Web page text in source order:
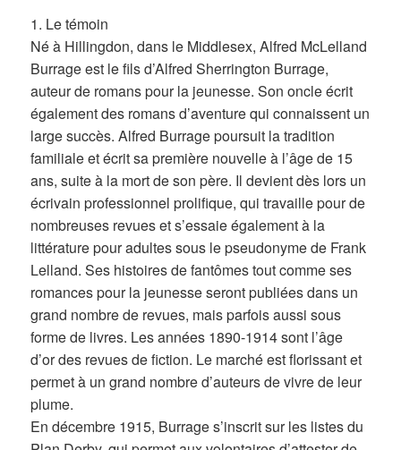
1. Le témoin
Né à Hillingdon, dans le Middlesex, Alfred McLelland
Burrage est le fils d’Alfred Sherrington Burrage,
auteur de romans pour la jeunesse. Son oncle écrit
également des romans d’aventure qui connaissent un
large succès. Alfred Burrage poursuit la tradition
familiale et écrit sa première nouvelle à l’âge de 15
ans, suite à la mort de son père. Il devient dès lors un
écrivain professionnel prolifique, qui travaille pour de
nombreuses revues et s’essaie également à la
littérature pour adultes sous le pseudonyme de Frank
Lelland. Ses histoires de fantômes tout comme ses
romances pour la jeunesse seront publiées dans un
grand nombre de revues, mais parfois aussi sous
forme de livres. Les années 1890-1914 sont l’âge
d’or des revues de fiction. Le marché est florissant et
permet à un grand nombre d’auteurs de vivre de leur
plume.
En décembre 1915, Burrage s’inscrit sur les listes du